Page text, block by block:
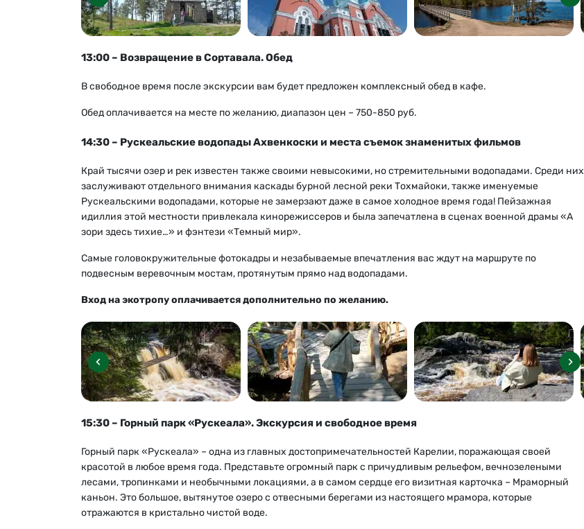
13:00 – Возвращение в Сортавала. Обед
В свободное время после экскурсии вам будет предложен комплексный обед в кафе.
Обед оплачивается на месте по желанию, диапазон цен – 750-850 руб.
14:30 – Рускеальские водопады Ахвенкоски и места съемок знаменитых фильмов
Край тысячи озер и рек известен также своими невысокими, но стремительными водопадами. Среди них
заслуживают отдельного внимания каскады бурной лесной реки Тохмайоки, также именуемые
Рускеальскими водопадами, которые не замерзают даже в самое холодное время года! Пейзажная
идиллия этой местности привлекала кинорежиссеров и была запечатлена в сценах военной драмы «А
зори здесь тихие…» и фэнтези «Темный мир».
Самые головокружительные фотокадры и незабываемые впечатления вас ждут на маршруте по
подвесным веревочным мостам, протянутым прямо над водопадами.
Вход на экотропу оплачивается дополнительно по желанию.
15:30 – Горный парк «Рускеала». Экскурсия и свободное время
Горный парк «Рускеала» – одна из главных достопримечательностей Карелии, поражающая своей
красотой в любое время года. Представьте огромный парк с причудливым рельефом, вечнозелеными
лесами, тропинками и необычными локациями, а в самом сердце его визитная карточка – Мраморный
каньон. Это большое, вытянутое озеро с отвесными берегами из настоящего мрамора, которые
отражаются в кристально чистой воде.